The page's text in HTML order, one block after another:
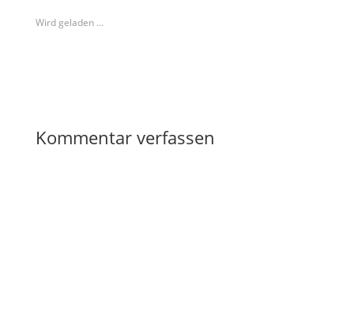
Wird geladen …
Kommentar verfassen